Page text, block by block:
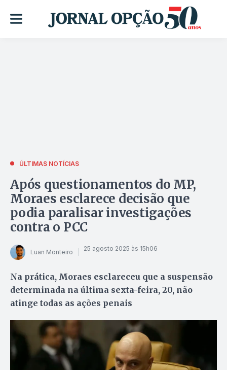
ÚLTIMAS NOTÍCIAS
Após questionamentos do MP,
Moraes esclarece decisão que
podia paralisar investigações
contra o PCC
Luan Monteiro 25 agosto 2025 às 15h06
Na prática, Moraes esclareceu que a suspensão
determinada na última sexta-feira, 20, não
atinge todas as ações penais